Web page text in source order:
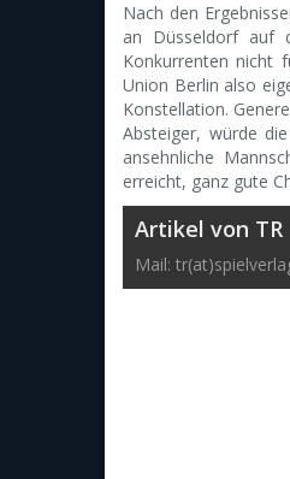
Nach den
an Düsseldorf auf
Konkurrenten nicht
Union Berlin also
Konstellation.
Absteiger, würde
ansehnliche
erreicht, ganz gute
Artikel von TR
Mail: